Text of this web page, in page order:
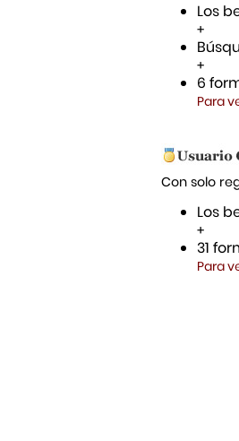
Los
+
+
6
Para
Con solo
Los
+
31
Para